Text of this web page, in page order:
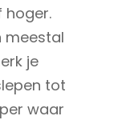
hoger.
meestal
je
tot
waar